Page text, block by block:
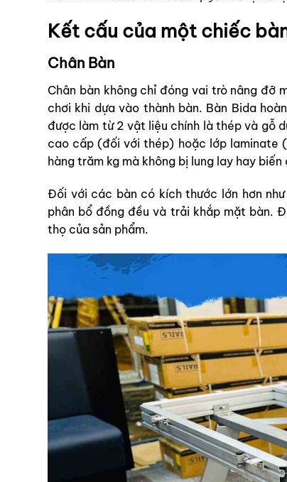
Kết cấu của một chiếc
Chân Bàn
Chân bàn không chỉ đóng vai trò nâng đỡ
chơi khi dựa vào thành bàn. Bàn Bida
được làm từ 2 vật liệu chính là thép và gỗ
cao cấp (đối với thép) hoặc lớp laminate
hàng trăm kg mà không bị lung lay hay
Đối với các bàn có kích thước lớn hơn như
phân bổ đồng đều và trải khắp mặt bàn.
thọ của sản phẩm.